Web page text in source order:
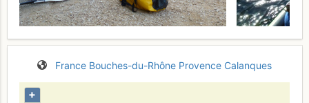
France Bouches-du-Rhône Provence Calanques
+